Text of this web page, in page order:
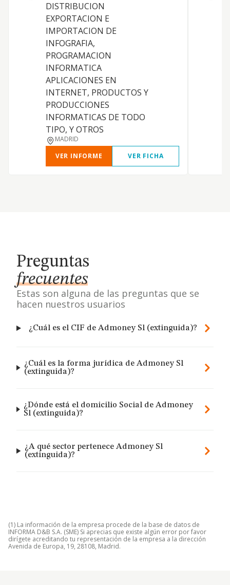
DISTRIBUCION
EXPORTACION E
IMPORTACION DE
INFOGRAFIA,
PROGRAMACION
INFORMATICA
APLICACIONES EN
INTERNET, PRODUCTOS Y
PRODUCCIONES
INFORMATICAS DE TODO
TIPO, Y OTROS
MADRID
VER INFORME
VER FICHA
Preguntas
frecuentes
Estas son alguna de las preguntas que se
hacen nuestros usuarios
¿Cuál es el CIF de Admoney Sl (extinguida)?
¿Cuál es la forma jurídica de Admoney Sl
(extinguida)?
¿Dónde está el domicilio Social de Admoney
Sl (extinguida)?
¿A qué sector pertenece Admoney Sl
(extinguida)?
(1) La información de la empresa procede de la base de datos de
INFORMA D&B S.A. (SME) Si aprecias que existe algún error por favor
dirígete acreditando tu representación de la empresa a la dirección
Avenida de Europa, 19, 28108, Madrid.